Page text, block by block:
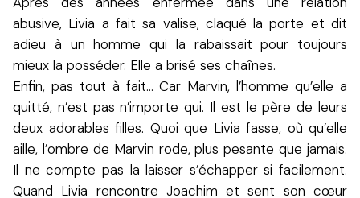
abusive, Livia a fait sa valise, claqué la porte et dit
adieu à un homme qui la rabaissait pour toujours
mieux la posséder. Elle a brisé ses chaînes.
Enfin, pas tout à fait… Car Marvin, l’homme qu’elle a
quitté, n’est pas n’importe qui. Il est le père de leurs
deux adorables filles. Quoi que Livia fasse, où qu’elle
aille, l’ombre de Marvin rode, plus pesante que jamais.
Il ne compte pas la laisser s’échapper si facilement.
Quand Livia rencontre Joachim et sent son cœur